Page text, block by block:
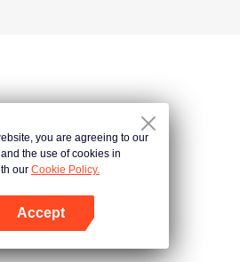
you are agreeing to our
and the use of cookies in
our Cookie Policy.
Accept